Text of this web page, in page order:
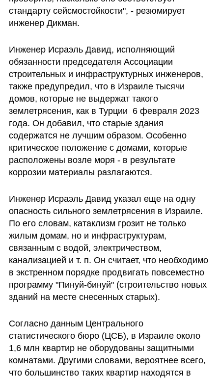
стандарту сейсмостойкости", - резюмирует
инженер Дикман.
Инженер Исраэль Давид, исполняющий
обязанности председателя Ассоциации
строительных и инфраструктурных инженеров,
также предупредил, что в Израиле тысячи
домов, которые не выдержат такого
землетрясения, как в Турции  6 февраля 2023
года. Он добавил, что старые здания
содержатся не лучшим образом. Особенно
критическое положение с домами, которые
расположены возле моря - в результате
коррозии материалы разлагаются.
Инженер Исраэль Давид указал еще на одну
опасность сильного землетрясения в Израиле.
По его словам, катаклизм грозит не только
жилым домам, но и инфраструктурам,
связанным с водой, электричеством,
канализацией и т. п. Он считает, что необходимо
в экстренном порядке продвигать повсеместно
программу "Пинуй-бинуй" (строительство новых
зданий на месте снесенных старых).
Согласно данным Центрального
статистического бюро (ЦСБ), в Израиле около
1,6 млн квартир не оборудованы защитными
комнатами. Другими словами, вероятнее всего,
что большинство таких квартир находятся в